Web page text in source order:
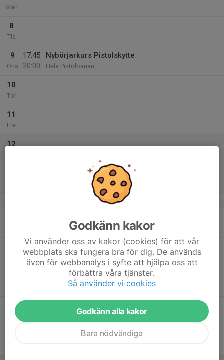
Mån
8
Tis
9
Ons
17:45
20:00
Nybörjarkurs Pistolskytte
Hela Pistolbanan
10
Tor
11
Fre
12
Nybörjarkurs Pistolskytte
Hela Pistolbanan
v.38
Nybörjarkurs Pistolskytte
Hela Pistolbanan
17
Tor
Godkänn kakor
Vi använder oss av kakor (cookies) för att vår
webbplats ska fungera bra för dig. De används
även för webbanalys i syfte att hjälpa oss att
förbättra våra tjänster.
Så använder vi cookies
Godkänn alla kakor
Bara nödvändiga